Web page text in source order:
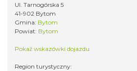
Ul. Tarnogórska 5
41-902 Bytom
Gmina: Bytom
Powiat: Bytom
Pokaż wskazówki dojazdu
Region turystyczny: